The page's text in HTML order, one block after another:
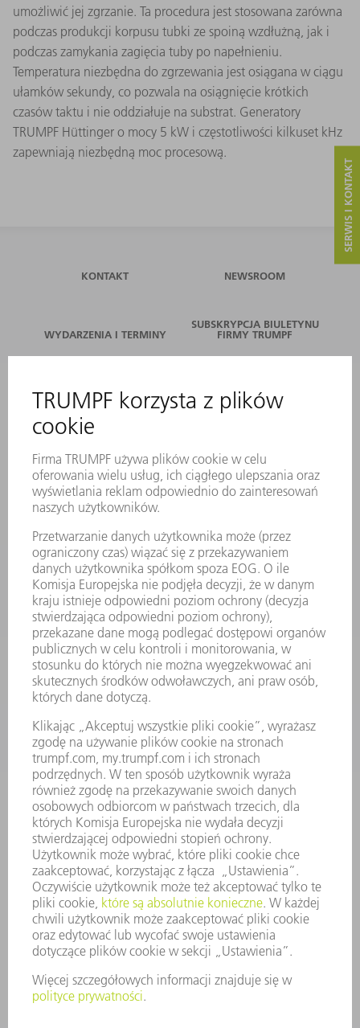
umożliwić jej zgrzanie. Ta procedura jest stosowana zarówna
podczas produkcji korpusu tubki ze spoiną wzdłużną, jak i
podczas zamykania zagięcia tuby po napełnieniu.
Temperatura niezbędna do zgrzewania jest osiągana w ciągu
ułamków sekundy, co pozwala na osiągnięcie krótkich
czasów taktu i nie oddziałuje na substrat. Generatory
TRUMPF Hüttinger o mocy 5 kW i częstotliwości kilkuset kHz
zapewniają niezbędną moc procesową.
SERWIS I KONTAKT
KONTAKT NEWSROOM
WYDARZENIA I TERMINY
SUBSKRYPCJA BIULETYNU
FIRMY TRUMPF
SERWIS ONLINE
KONTAKT
LOKALIZACJE
WYDARZENIA I TERMINY
SUBSKRYPCJA NEWSLETTERA
MYTRUMPF
KARTY BEZPIECZEŃSTWA
PRODUKTY
MASZYNY & SYSTEMY
LASER
ENERGOELEKTRONIKA
ELEKTRONARZĘDZIA
SMART FACTORY
OPROGRAMOWANIE
USŁUGI SERWISOWE
ZASTOSOWANIA
BRANŻE
FIRMA
OFERTY STANOWISK
PROFIL FIRMY
ZARZĄD
SPRAWOZDANIE Z DZIAŁALNOŚCI
ZASADY BIZNESOWE
ZAPEWNIENIE ZGODNOŚCI DZIAŁALNOŚCI Z REGULACJAMI
SYSTEM ZGŁASZANIA NIEPRAWIDŁOWOŚCI
BEZPIECZEŃSTWO
INFORMACJE PRASOWE
MAGAZYNY
ZRÓWNOWAŻONY ROZWÓJ
ŚRODOWISKO I KLIMAT
SPOŁECZEŃSTWO
KIEROWANIE PRZEDSIĘBIORSTWEM